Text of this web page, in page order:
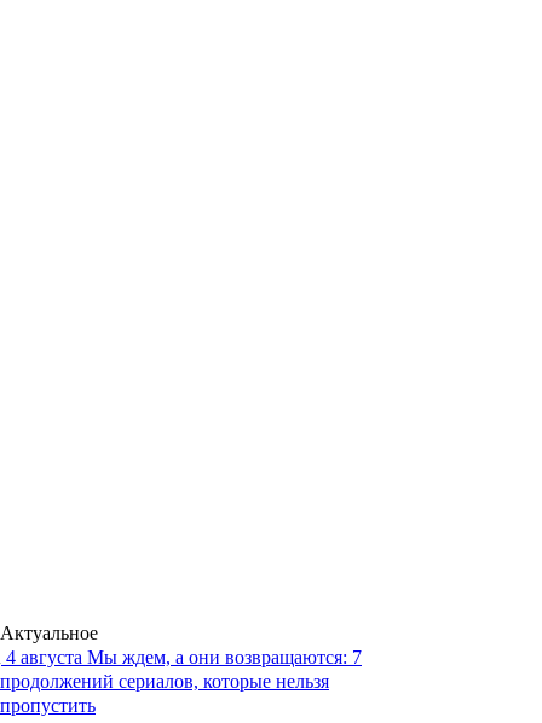
Актуальное
4 августа Мы ждем, а они возвращаются: 7
продолжений сериалов, которые нельзя
пропустить